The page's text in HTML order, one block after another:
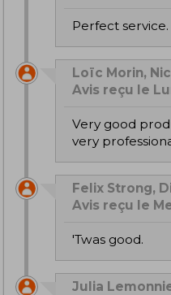
Perfect service.
Loïc Morin,
Avis reçu le
Very good product, very good quality and
very
Felix Strong,
Avis reçu le
'Twas good.
Julia